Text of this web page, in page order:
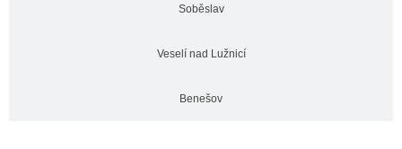
Soběslav
Veselí nad Lužnicí
Benešov